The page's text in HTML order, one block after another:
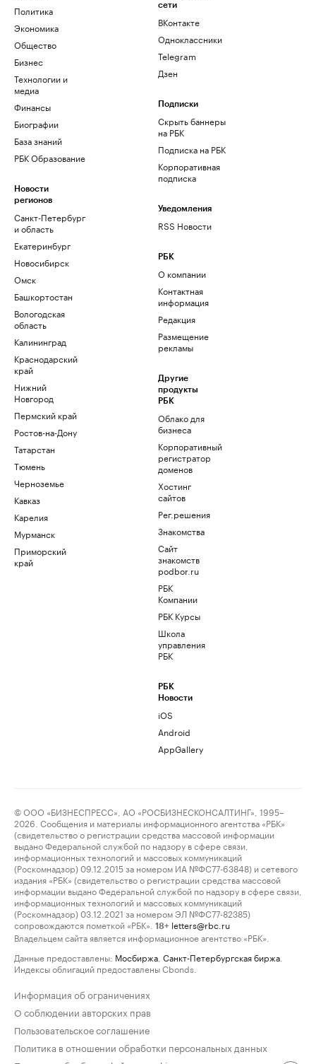
Политика
Экономика
Общество
Бизнес
Технологии и
медиа
Финансы
Биографии
База знаний
РБК Образование
Новости
регионов
Санкт-Петербург
и область
Екатеринбург
Новосибирск
Омск
Башкортостан
Вологодская
область
Калининград
Краснодарский
край
Нижний
Новгород
Пермский край
Ростов-на-Дону
Татарстан
Тюмень
Черноземье
Кавказ
Карелия
Мурманск
Приморский
край
сети
ВКонтакте
Одноклассники
Telegram
Дзен
Подписки
Скрыть баннеры
на РБК
Подписка на РБК
Корпоративная
подписка
Уведомления
RSS Новости
РБК
О компании
Контактная
информация
Редакция
Размещение
рекламы
Другие
продукты
РБК
Облако для
бизнеса
Корпоративный
регистратор
доменов
Хостинг
сайтов
Рег.решения
Знакомства
Сайт
знакомств
podbor.ru
РБК
Компании
РБК Курсы
Школа
управления
РБК
РБК
Новости
iOS
Android
AppGallery
© ООО «БИЗНЕСПРЕСС», АО «РОСБИЗНЕСКОНСАЛТИНГ», 1995–
2026. Сообщения и материалы информационного агентства «РБК»
(свидетельство о регистрации средства массовой информации
выдано Федеральной службой по надзору в сфере связи,
информационных технологий и массовых коммуникаций
(Роскомнадзор) 09.12.2015 за номером ИА №ФС77-63848) и сетевого
издания «РБК» (свидетельство о регистрации средства массовой
информации выдано Федеральной службой по надзору в сфере связи,
информационных технологий и массовых коммуникаций
(Роскомнадзор) 03.12.2021 за номером ЭЛ №ФС77-82385)
сопровождаются пометкой «РБК».
18+ letters@rbc.ru
Владельцем сайта является информационное агентство «РБК».
Данные предоставлены: Мосбиржа Санкт-Петербургская биржа
Индексы облигаций предоставлены Cbonds.
Информация об ограничениях
О соблюдении авторских прав
Пользовательское соглашение
Политика в отношении обработки персональных данных